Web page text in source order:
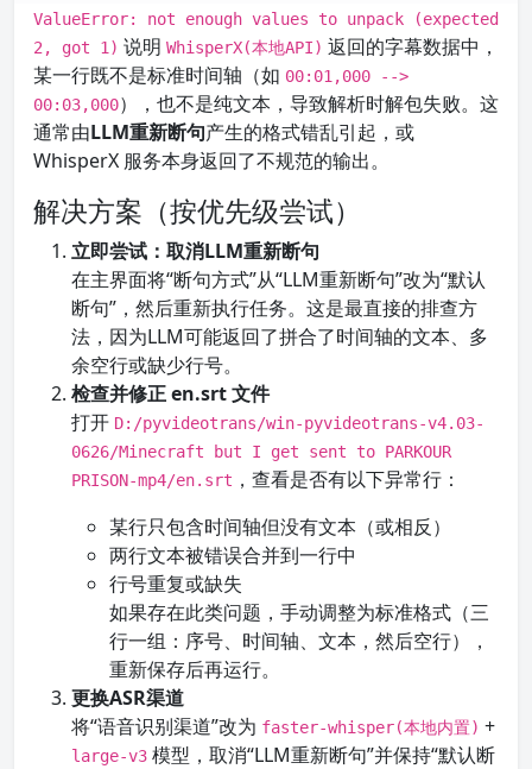
ValueError: not enough values to unpack (expected
2, got 1) 说明 WhisperX(本地API) 返回的字幕数据中，
某一行既不是标准时间轴（如 00:01,000 -->
00:03,000），也不是纯文本，导致解析时解包失败。这
通常由LLM重新断句产生的格式错乱引起，或
WhisperX 服务本身返回了不规范的输出。
解决方案（按优先级尝试）
立即尝试：取消LLM重新断句
在主界面将“断句方式”从“LLM重新断句”改为“默认
断句”，然后重新执行任务。这是最直接的排查方
法，因为LLM可能返回了拼合了时间轴的文本、多
余空行或缺少行号。
检查并修正 en.srt 文件
打开 D:/pyvideotrans/win-pyvideotrans-v4.03-
0626/Minecraft but I get sent to PARKOUR
PRISON-mp4/en.srt ，查看是否有以下异常行：
某行只包含时间轴但没有文本（或相反）
两行文本被错误合并到一行中
行号重复或缺失
如果存在此类问题，手动调整为标准格式（三
行一组：序号、时间轴、文本，然后空行），
重新保存后再运行。
更换ASR渠道
将“语音识别渠道”改为 faster-whisper(本地内置) +
large-v3 模型，取消“LLM重新断句”并保持“默认断